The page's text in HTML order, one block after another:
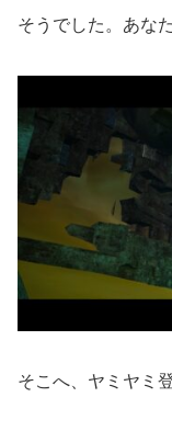
そうでした。あな
そこへ、ヤミヤミ